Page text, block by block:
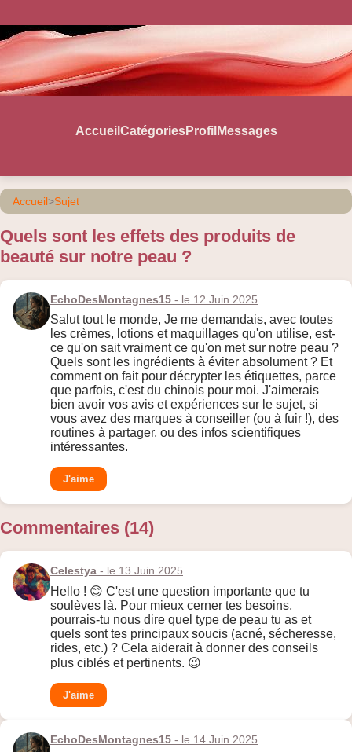
Accueil CatégoriesProfil Messages
Accueil>Sujet
Quels sont les effets des produits de
beauté sur notre peau ?
EchoDesMontagnes15 - le 12 Juin 2025
Salut tout le monde, Je me demandais, avec toutes
les crèmes, lotions et maquillages qu'on utilise, est-
ce qu'on sait vraiment ce qu'on met sur notre peau ?
Quels sont les ingrédients à éviter absolument ? Et
comment on fait pour décrypter les étiquettes, parce
que parfois, c'est du chinois pour moi. J'aimerais
bien avoir vos avis et expériences sur le sujet, si
vous avez des marques à conseiller (ou à fuir !), des
routines à partager, ou des infos scientifiques
intéressantes.
J'aime
Commentaires (14)
Celestya - le 13 Juin 2025
Hello ! 😊 C'est une question importante que tu
soulèves là. Pour mieux cerner tes besoins,
pourrais-tu nous dire quel type de peau tu as et
quels sont tes principaux soucis (acné, sécheresse,
rides, etc.) ? Cela aiderait à donner des conseils
plus ciblés et pertinents. 😉
J'aime
EchoDesMontagnes15 - le 14 Juin 2025